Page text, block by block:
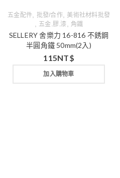
五金配件 批發/合作, 美術社材料批發
五金.膠.漆 角鐵
SELLERY 舍樂力 16-816 不銹鋼
半圓角鐵 50mm(2入)
115NT$
加入購物車